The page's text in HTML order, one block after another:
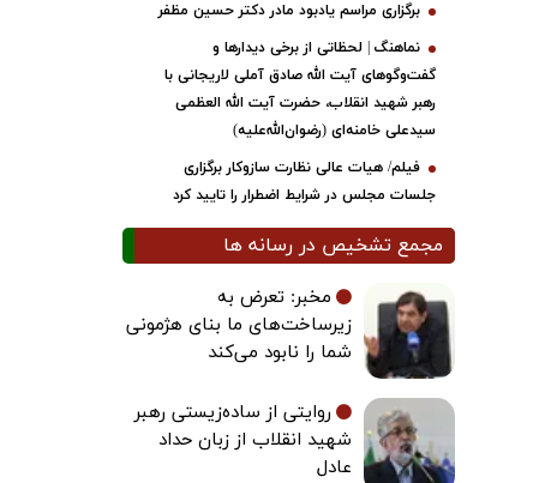
برگزاری مراسم یادبود مادر دکتر حسین مظفر
نماهنگ | لحظاتی از برخی دیدارها و
گفت‌وگوهای آیت ‌الله صادق آملی لاریجانی با
رهبر شهید انقلاب، حضرت آیت‌ الله العظمی
سیدعلی خامنه‌ای (رضوان‌الله‌علیه)
فیلم/ هیات عالی نظارت سازوکار برگزاری
جلسات مجلس در شرایط اضطرار را تایید کرد
مجمع تشخیص در رسانه ها
مخبر: تعرض به
زیرساخت‌های ما بنای هژمونی
شما را نابود می‌کند
روایتی از ساده‌زیستی رهبر
شهید انقلاب از زبان حداد
عادل